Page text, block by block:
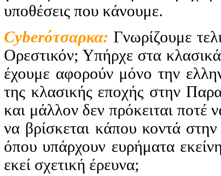
υποθέσεις που κάνουμε.
Cyberότσαρκα: Γνωρίζουμε
Ορεστικόν; Υπήρχε στα
έχουμε αφορούν μόνο την
της κλασικής εποχής στην
και μάλλον δεν πρόκειται
να βρίσκεται κάπου κοντά
όπου υπάρχουν ευρήματα
εκεί σχετική έρευνα;